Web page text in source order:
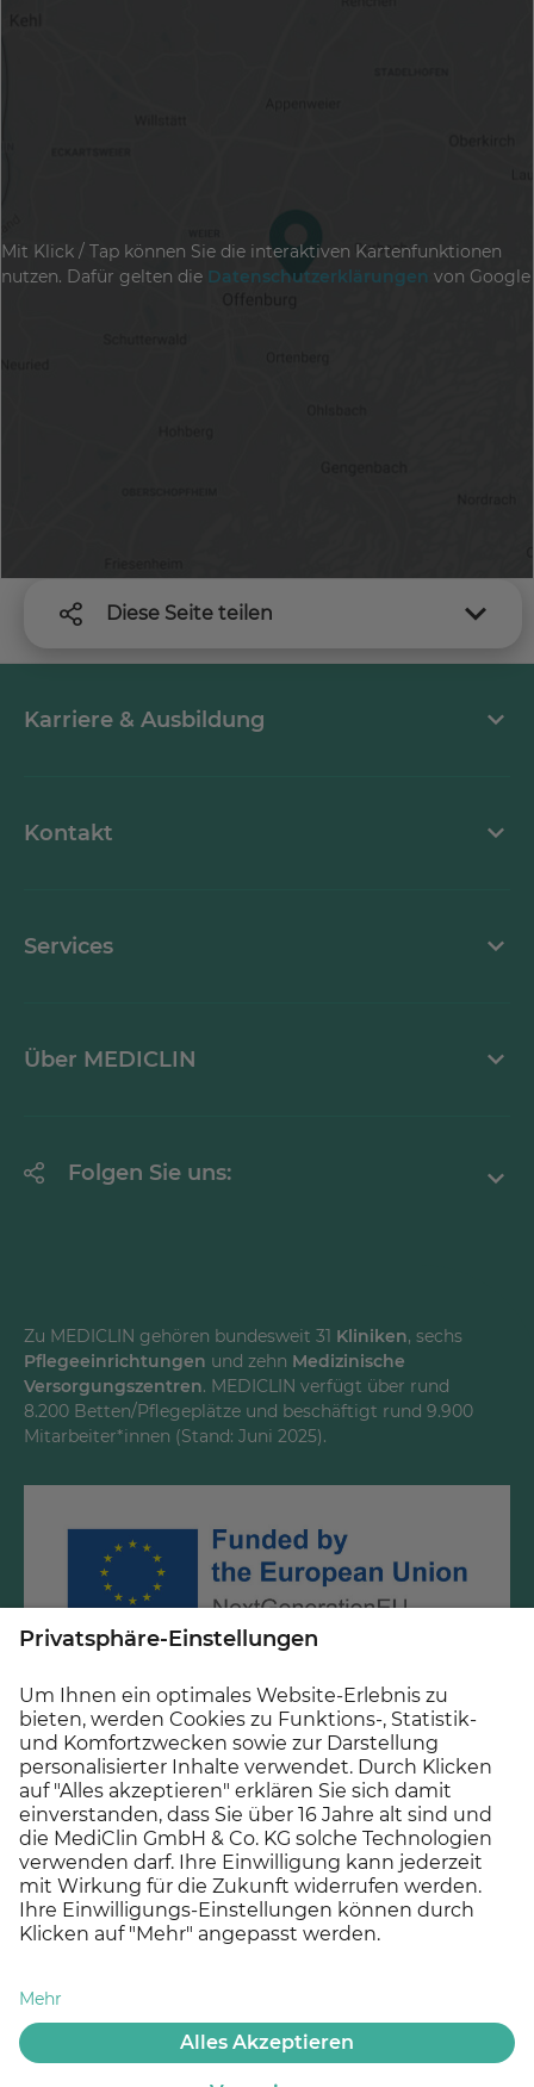
Mit Klick / Tap können Sie die interaktiven Kartenfunktionen
nutzen. Dafür gelten die Datenschutzerklärungen von Google
Diese Seite teilen
Karriere & Ausbildung
Kontakt
Services
Über MEDICLIN
Folgen Sie uns:
Youtube
LinkedInd
Zu MEDICLIN gehören bundesweit 31 Kliniken, sechs
Pflegeeinrichtungen und zehn Medizinische
Versorgungszentren. MEDICLIN verfügt über rund
8.200 Betten/Pflegeplätze und beschäftigt rund 9.900
Mitarbeiter*innen (Stand: Juni 2025).
beim Bundesamt für Soziale Sicherung und des Landes
Baden-Württemberg.
© 2026 MEDICLIN AG, Offenburg - Ein Unternehmen der
Asklepios Gruppe
Datenschutz